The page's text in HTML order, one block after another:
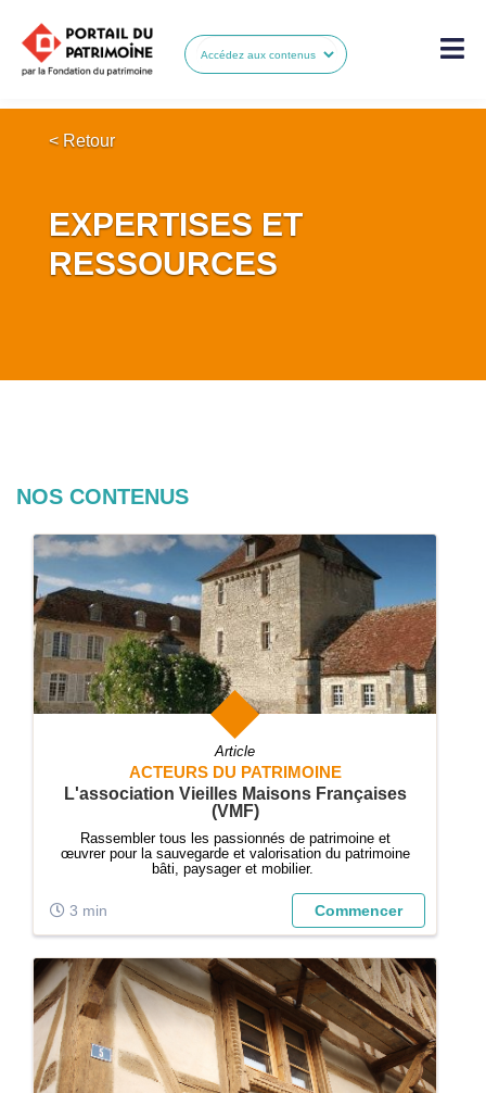
< Retour
EXPERTISES ET
RESSOURCES
NOS CONTENUS
Article
ACTEURS DU PATRIMOINE
L'association Vieilles Maisons Françaises
(VMF)
Rassembler tous les passionnés de patrimoine et
œuvrer pour la sauvegarde et valorisation du patrimoine
bâti, paysager et mobilier.
3 min Commencer